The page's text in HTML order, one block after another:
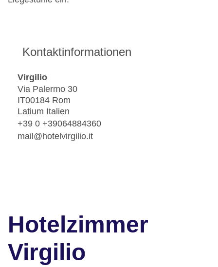
Kontaktinformationen
Virgilio
Via Palermo 30
IT00184 Rom
Latium Italien
+39 0 +39064884360
mail@hotelvirgilio.it
Hotelzimmer
Virgilio